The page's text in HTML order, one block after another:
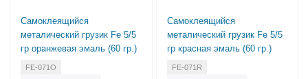
Самоклеящийся
металический грузик Fe 5/5
гр оранжевая эмаль (60 гр.)
FE-071O
Самоклеящийся
металический грузик Fe 5/5
гр красная эмаль (60 гр.)
FE-071R